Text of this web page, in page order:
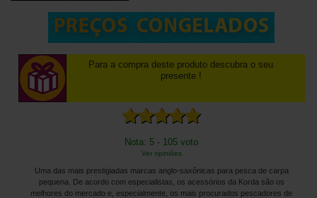
Para a compra deste produto descubra o seu
presente !
Nota: 5 - 105 voto
Ver opiniões
Uma das mais prestigiadas marcas anglo-saxônicas para pesca de carpa
pequena. De acordo com especialistas, os acessórios da Korda são os
melhores do mercado e, especialmente, os mais procurados pescadores de